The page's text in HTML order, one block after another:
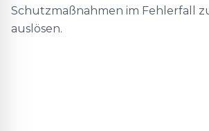
Schutzmaßnahmen im Fehlerfall
auslösen.